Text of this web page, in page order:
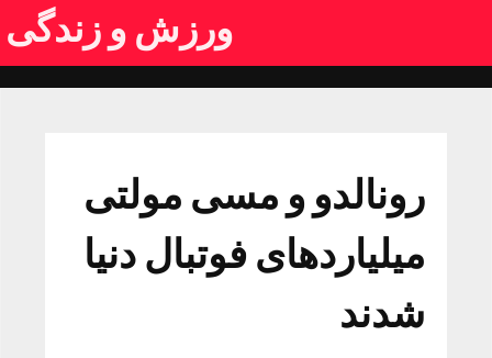
ورزش و زندگی
رونالدو و مسی مولتی
میلیاردهای فوتبال دنیا
شدند